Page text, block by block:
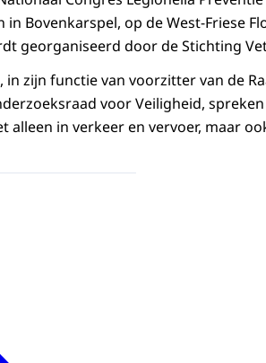
Bovenkarspel, op de West-Friese
georganiseerd door de Stichting
in zijn functie van voorzitter van de
voor Veiligheid,
alleen in verkeer en vervoer, maar